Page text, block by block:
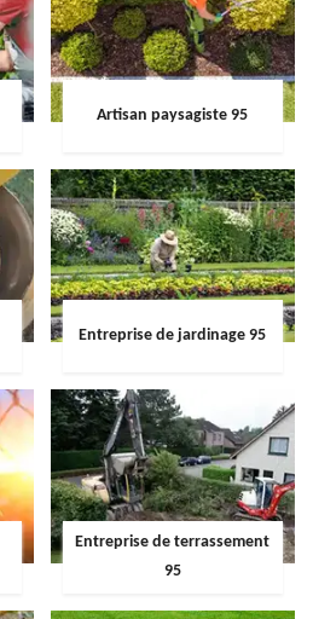
Artisan paysagiste 95
Entreprise de jardinage 95
Entreprise de terrassement
95